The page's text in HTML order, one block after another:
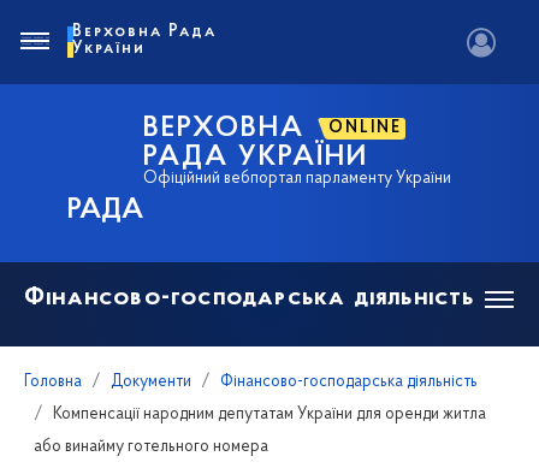
РАДА
ВЕРХОВНА ONLINE
РАДА УКРАЇНИ
Офіційний вебпортал парламенту України
Верховна Рада
України
Фінансово-господарська діяльність
Головна Документи
Фінансово-господарська діяльність
Компенсації народним депутатам України для оренди житла
або винайму готельного номера